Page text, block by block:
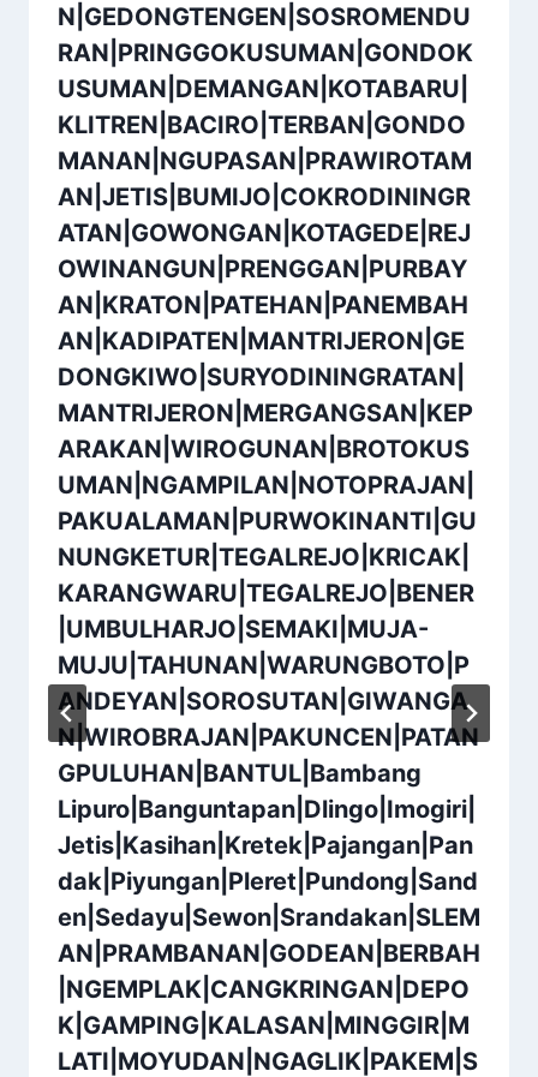
N|GEDONGTENGEN|SOSROMENDU
RAN|PRINGGOKUSUMAN|GONDOK
USUMAN|DEMANGAN|KOTABARU|
KLITREN|BACIRO|TERBAN|GONDO
MANAN|NGUPASAN|PRAWIROTAM
AN|JETIS|BUMIJO|COKRODININGR
ATAN|GOWONGAN|KOTAGEDE|REJ
OWINANGUN|PRENGGAN|PURBAY
AN|KRATON|PATEHAN|PANEMBAH
AN|KADIPATEN|MANTRIJERON|GE
DONGKIWO|SURYODININGRATAN|
MANTRIJERON|MERGANGSAN|KEP
ARAKAN|WIROGUNAN|BROTOKUS
UMAN|NGAMPILAN|NOTOPRAJAN|
PAKUALAMAN|PURWOKINANTI|GU
NUNGKETUR|TEGALREJO|KRICAK|
KARANGWARU|TEGALREJO|BENER
|UMBULHARJO|SEMAKI|MUJA-
MUJU|TAHUNAN|WARUNGBOTO|P
ANDEYAN|SOROSUTAN|GIWANGA
N|WIROBRAJAN|PAKUNCEN|PATAN
GPULUHAN|BANTUL|Bambang
Lipuro|Banguntapan|Dlingo|Imogiri|
Jetis|Kasihan|Kretek|Pajangan|Pan
dak|Piyungan|Pleret|Pundong|Sand
en|Sedayu|Sewon|Srandakan|SLEM
AN|PRAMBANAN|GODEAN|BERBAH
|NGEMPLAK|CANGKRINGAN|DEPO
K|GAMPING|KALASAN|MINGGIR|M
LATI|MOYUDAN|NGAGLIK|PAKEM|S